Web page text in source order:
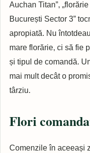
Auchan Titan”,
București Sector 3”
apropiată. Nu
mare florărie, ci să fie
și tipul de comandă.
mai mult decât o
târziu.
Flori
Comenzile în aceeași